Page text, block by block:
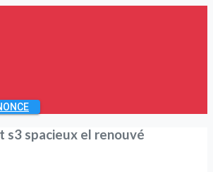
s3 spacieux el renouvé